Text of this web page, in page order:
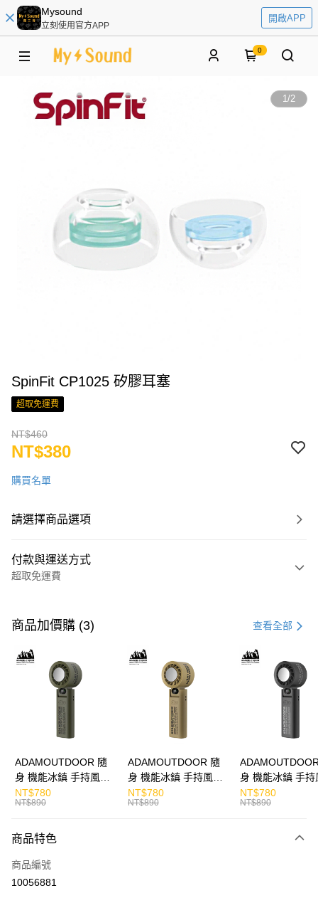
Mysound
立刻使用官方APP
開啟APP
0
1/2
SpinFit CP1025 矽膠耳塞
超取免運費
NT$460
NT$380
購買名單
請選擇商品選項
付款與運送方式
超取免運費
信用卡一次付款
LINE Pay
Apple Pay
運送方式
免運費
付款後7-11取貨
免運費
商品加價購 (3) 查看全部
ADAMOUTDOOR 隨
身 機能冰鎮 手持風扇
掛繩
NT$780
NT$890
ADAMOUTDOOR 隨
身 機能冰鎮 手持風扇
掛繩
NT$780
NT$890
身 機能冰鎮 手持
掛繩
NT$780
NT$890
商品特色
商品編號
10056881